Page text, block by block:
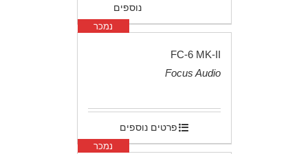
נוספים
נמכר
FC-6 MK-II
Focus Audio
פרטים נוספים
נמכר